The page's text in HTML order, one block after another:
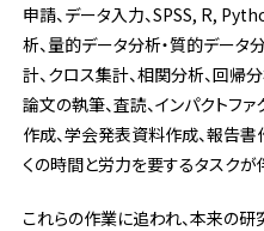
申請、データ入力、SPSS, R,
析、量的データ分析・質的データ
計、クロス集計、相関分析、回帰
論文の執筆、査読、インパクトフ
作成、学会発表資料作成、報告書
くの時間と労力を要するタスクが
これらの作業に追われ、本来の